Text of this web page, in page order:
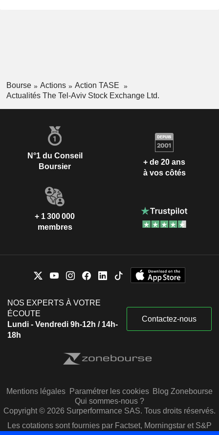
Bourse Actions
Action TASE
Actualités The Tel-Aviv Stock Exchange Ltd.
N°1 du Conseil
Boursier
+ de 20 ans
à vos côtés
+ 1 300 000
membres
NOS EXPERTS À VOTRE
ÉCOUTE
Lundi - Vendredi 9h-12h / 14h-
18h
Contactez-nous
Mentions légales Paramétrer les cookies Blog Zonebourse
Qui sommes-nous ?
Copyright © 2026 Surperformance SAS. Tous droits réservés.
Les cotations sont fournies par Factset, Morningstar et S&P